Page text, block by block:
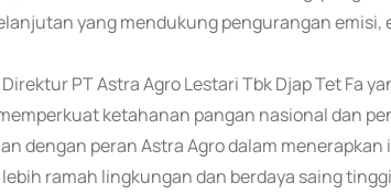
yang mendukung pengurangan emisi,
PT Astra Agro Lestari Tbk Djap Tet Fa
ketahanan pangan nasional dan
dengan peran Astra Agro dalam menerapkan
ramah lingkungan dan berdaya saing